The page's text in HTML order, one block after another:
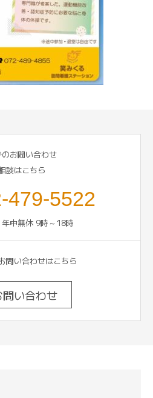
お問い合わせ
談はこちら
479-5522
中無休 9時～18時
問い合わせはこちら
い合わせ